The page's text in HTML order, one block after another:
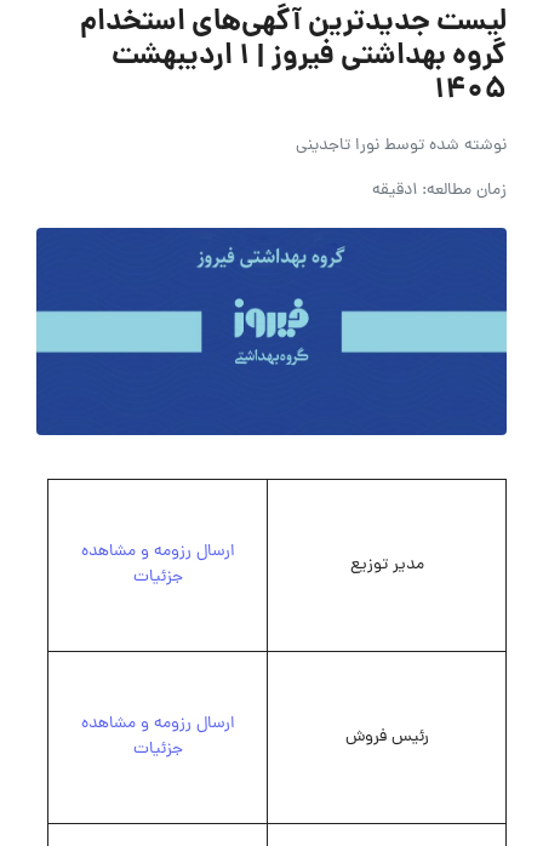
لیست جدیدترین آگهی‌های استخدام
گروه بهداشتی فیروز | 1 اردیبهشت
1405
نوشته شده توسطنورا تاجدینی
زمان مطالعه: 1دقیقه
مدیر توزیع
ارسال رزومه و مشاهده
جزئیات
رئیس فروش
ارسال رزومه و مشاهده
جزئیات